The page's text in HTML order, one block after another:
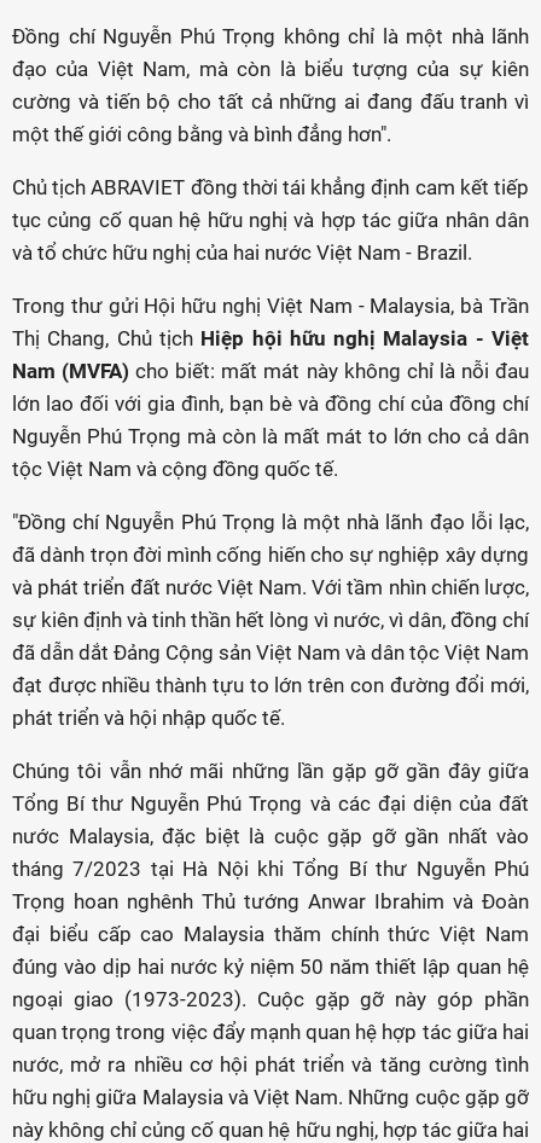
Đồng chí Nguyễn Phú Trọng không chỉ là một nhà lãnh
đạo của Việt Nam, mà còn là biểu tượng của sự kiên
cường và tiến bộ cho tất cả những ai đang đấu tranh vì
một thế giới công bằng và bình đẳng hơn".
Chủ tịch ABRAVIET đồng thời tái khẳng định cam kết tiếp
tục củng cố quan hệ hữu nghị và hợp tác giữa nhân dân
và tổ chức hữu nghị của hai nước Việt Nam - Brazil.
Trong thư gửi Hội hữu nghị Việt Nam - Malaysia, bà Trần
Thị Chang, Chủ tịch Hiệp hội hữu nghị Malaysia - Việt
Nam (MVFA) cho biết: mất mát này không chỉ là nỗi đau
lớn lao đối với gia đình, bạn bè và đồng chí của đồng chí
Nguyễn Phú Trọng mà còn là mất mát to lớn cho cả dân
tộc Việt Nam và cộng đồng quốc tế.
"Đồng chí Nguyễn Phú Trọng là một nhà lãnh đạo lỗi lạc,
đã dành trọn đời mình cống hiến cho sự nghiệp xây dựng
và phát triển đất nước Việt Nam. Với tầm nhìn chiến lược,
sự kiên định và tinh thần hết lòng vì nước, vì dân, đồng chí
đã dẫn dắt Đảng Cộng sản Việt Nam và dân tộc Việt Nam
đạt được nhiều thành tựu to lớn trên con đường đổi mới,
phát triển và hội nhập quốc tế.
Chúng tôi vẫn nhớ mãi những lần gặp gỡ gần đây giữa
Tổng Bí thư Nguyễn Phú Trọng và các đại diện của đất
nước Malaysia, đặc biệt là cuộc gặp gỡ gần nhất vào
tháng 7/2023 tại Hà Nội khi Tổng Bí thư Nguyễn Phú
Trọng hoan nghênh Thủ tướng Anwar Ibrahim và Đoàn
đại biểu cấp cao Malaysia thăm chính thức Việt Nam
đúng vào dịp hai nước kỷ niệm 50 năm thiết lập quan hệ
ngoại giao (1973-2023). Cuộc gặp gỡ này góp phần
quan trọng trong việc đẩy mạnh quan hệ hợp tác giữa hai
nước, mở ra nhiều cơ hội phát triển và tăng cường tình
hữu nghị giữa Malaysia và Việt Nam. Những cuộc gặp gỡ
này không chỉ củng cố quan hệ hữu nghị, hợp tác giữa hai